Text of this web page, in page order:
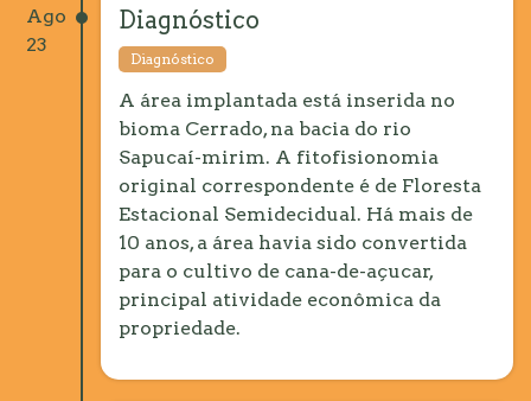
Ago
23
Diagnóstico
Diagnóstico
A área implantada está inserida no
bioma Cerrado, na bacia do rio
Sapucaí-mirim. A fitofisionomia
original correspondente é de Floresta
Estacional Semidecidual. Há mais de
10 anos, a área havia sido convertida
para o cultivo de cana-de-açucar,
principal atividade econômica da
propriedade.